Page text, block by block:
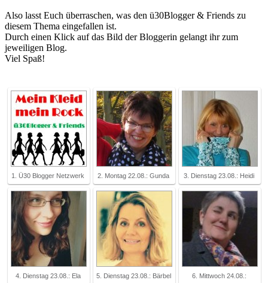
Also lasst Euch überraschen, was den ü30Blogger & Friends zu
diesem Thema eingefallen ist.
Durch einen Klick auf das Bild der Bloggerin gelangt ihr zum
jeweiligen Blog.
Viel Spaß!
1. Ü30 Blogger Netzwerk 2. Montag 22.08.: Gunda 3. Dienstag 23.08.: Heidi
4. Dienstag 23.08.: Ela 5. Dienstag 23.08.: Bärbel
6. Mittwoch 24.08.: